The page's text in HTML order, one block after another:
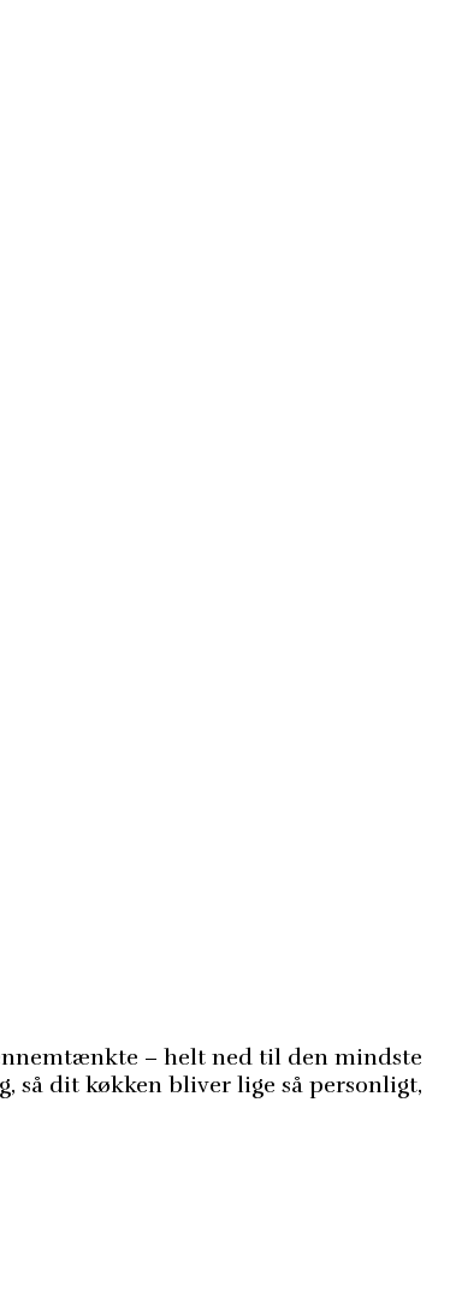
– helt ned til den mindste
så dit køkken bliver lige så personligt,